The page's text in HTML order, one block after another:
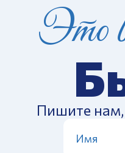
Это
Пишите нам,